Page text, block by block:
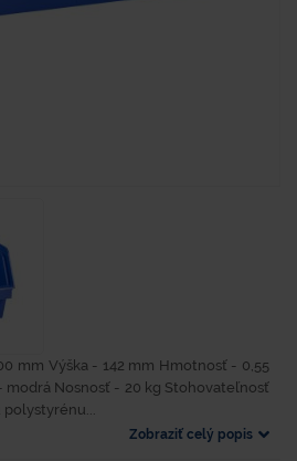
mm Výška - 142 mm Hmotnosť - 0,55
modrá Nosnosť - 20 kg Stohovateľnosť
polystyrénu...
Zobraziť celý popis